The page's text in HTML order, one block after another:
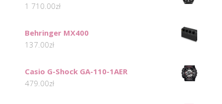
1 710.00zł
Behringer MX400
137.00zł
Casio G-Shock GA-110-1AER
479.00zł